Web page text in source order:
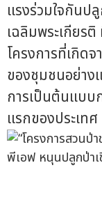
แรงร่วมใจกันป
เฉลิมพระเกียร
โครงการที่เกิด
ของชุมชนอย่าง
การเป็นต้นแบบ
แรกของประเทศ